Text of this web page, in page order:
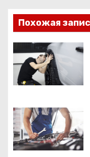
и
я
п
о
а
п
Похожая